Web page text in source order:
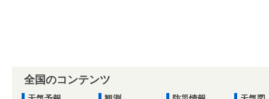
全国のコンテンツ